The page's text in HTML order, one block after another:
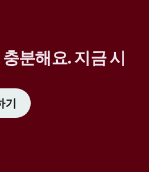
분해요. 지금 시
기